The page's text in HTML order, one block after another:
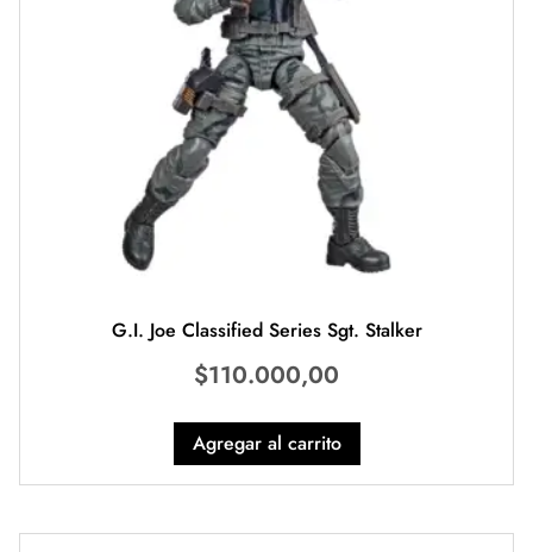
G.I. Joe Classified Series Sgt. Stalker
$110.000,00
Agregar al carrito